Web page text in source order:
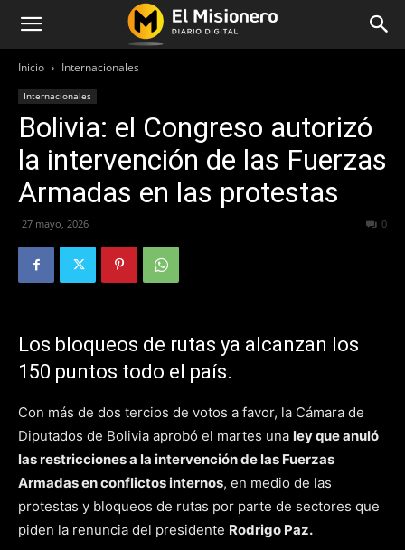
Inicio Internacionales
Internacionales
Bolivia: el Congreso autorizó
la intervención de las Fuerzas
Armadas en las protestas
27 mayo, 2026 0
Los bloqueos de rutas ya alcanzan los
150 puntos todo el país.
Con más de dos tercios de votos a favor, la Cámara de
Diputados de Bolivia aprobó el martes una ley que anuló
las restricciones a la intervención de las Fuerzas
Armadas en conflictos internos, en medio de las
protestas y bloqueos de rutas por parte de sectores que
piden la renuncia del presidente Rodrigo Paz.